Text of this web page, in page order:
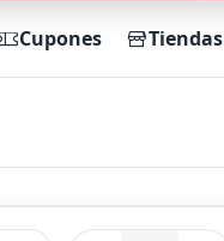
Cupones Tiendas